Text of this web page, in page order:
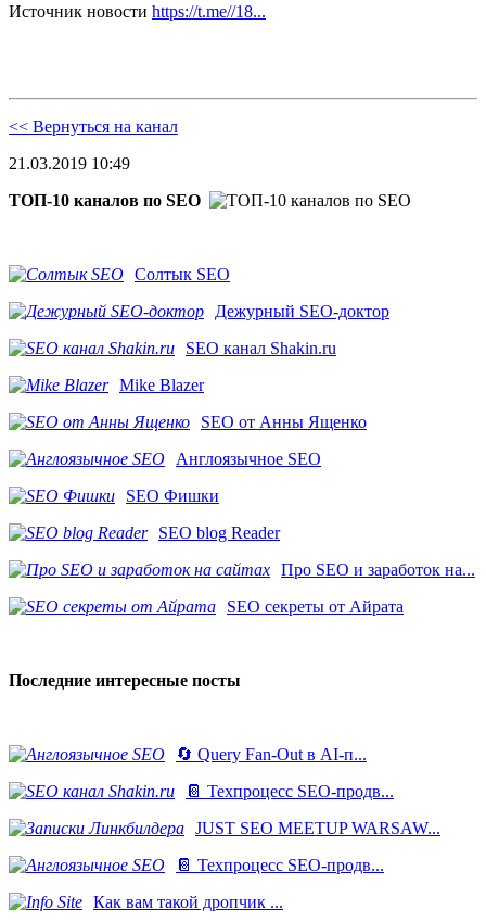
Источник новости https://t.me//18...
<< Вернуться на канал
21.03.2019 10:49
ТОП-10 каналов по SEO
Солтык SEO
Дежурный SEO-доктор
SEO канал Shakin.ru
Mike Blazer
SEO от Анны Ященко
Англоязычное SEO
SEO Фишки
SEO blog Reader
Про SEO и заработок на...
SEO секреты от Айрата
Последние интересные посты
🔄 Query Fan-Out в AI-п...
📔 Техпроцесс SEO-продв...
JUST SEO MEETUP WARSAW...
📔 Техпроцесс SEO-продв...
Как вам такой дропчик ...